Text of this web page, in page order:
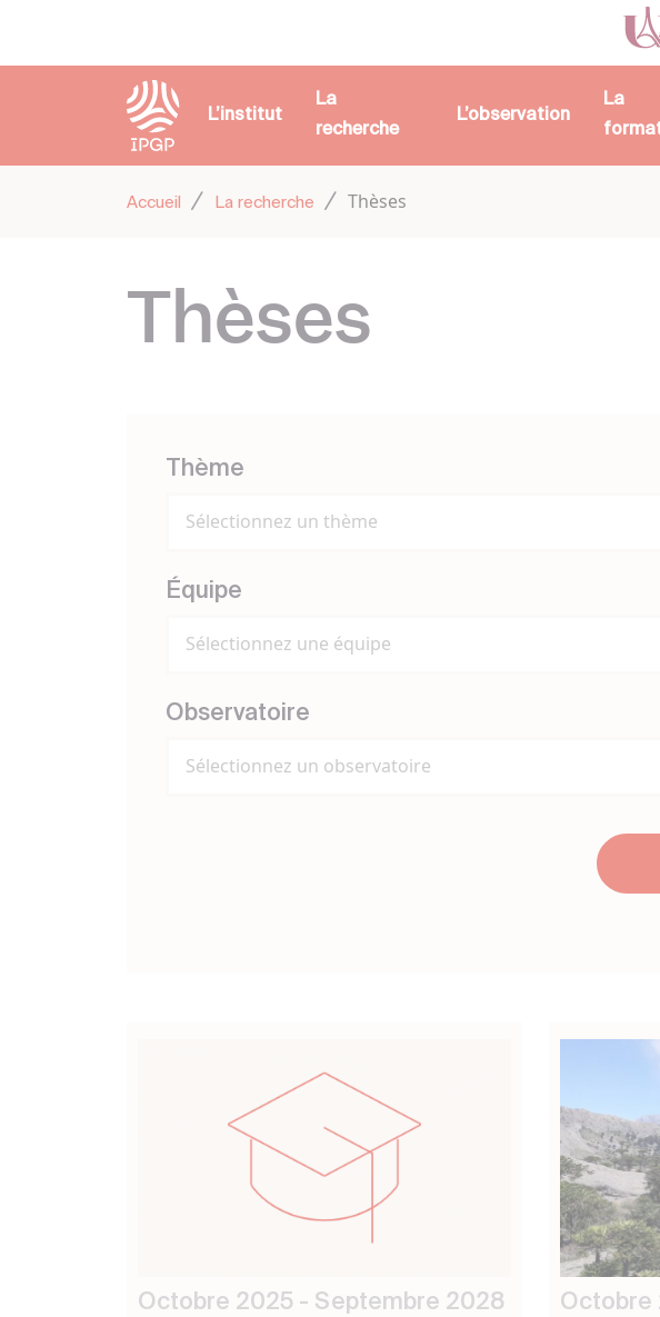
L’institut
La
recherche
L’observation
La
Accueil La recherche Thèses
Thèses
Thème
Sélectionnez un thème
Équipe
Sélectionnez une équipe
Observatoire
Sélectionnez un observatoire
Octobre 2025 - Septembre 2028 Octobre